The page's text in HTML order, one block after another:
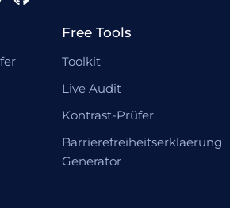
Free Tools
Toolkit
Live Audit
Kontrast-Prüfer
Barrierefreiheitserklaerung
Generator